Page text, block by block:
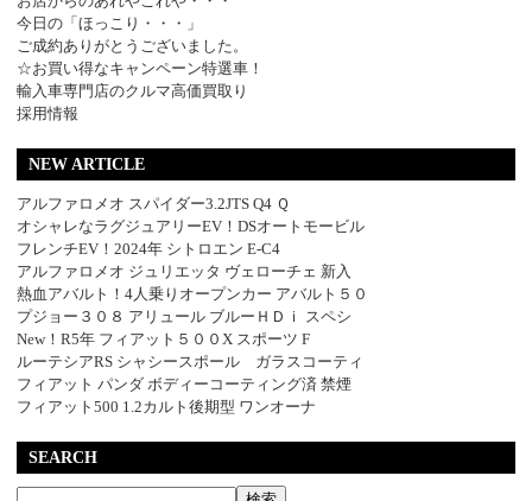
今日の「ほっこり・・・」
ご成約ありがとうございました。
☆お買い得なキャンペーン特選車！
輸入車専門店のクルマ高価買取り
採用情報
NEW ARTICLE
アルファロメオ スパイダー3.2JTS Q4 Ｑ
オシャレなラグジュアリーEV！DSオートモービル
フレンチEV！2024年 シトロエン E-C4
アルファロメオ ジュリエッタ ヴェローチェ 新入
熱血アバルト！4人乗りオープンカー アバルト５０
プジョー３０８ アリュール ブルーＨＤｉ スペシ
New！R5年 フィアット５００X スポーツ F
ルーテシアRS シャシースポール ガラスコーティ
フィアット パンダ ボディーコーティング済 禁煙
フィアット500 1.2カルト後期型 ワンオーナ
SEARCH